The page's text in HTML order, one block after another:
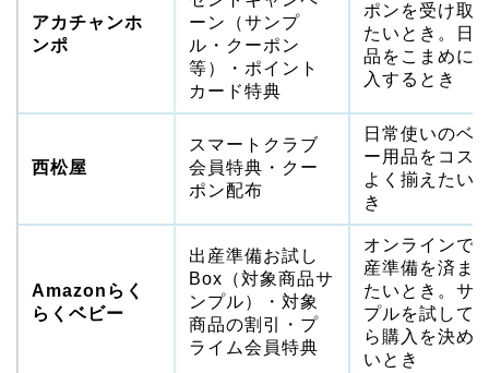
アカチャンホ
ンポ
ーン（サンプ
ル・クーポン
等）・ポイント
カード特典
ポンを受け取
たいとき。日
品をこまめに
入するとき
西松屋
スマートクラブ
会員特典・クー
ポン配布
日常使いのベ
ー用品をコス
よく揃えたい
き
Amazonらく
らくベビー
出産準備お試し
Box（対象商品サ
ンプル）・対象
商品の割引・プ
ライム会員特典
オンラインで
産準備を済ま
たいとき。サ
プルを試して
ら購入を決め
いとき